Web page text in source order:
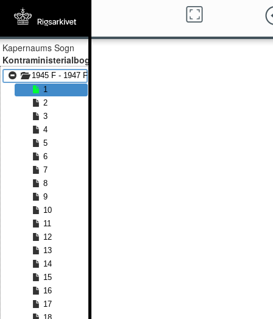
Kapernaums Sogn
Kontraministerialbog
1945 F - 1947 F
1
2
3
4
5
6
7
8
9
10
11
12
13
14
15
16
17